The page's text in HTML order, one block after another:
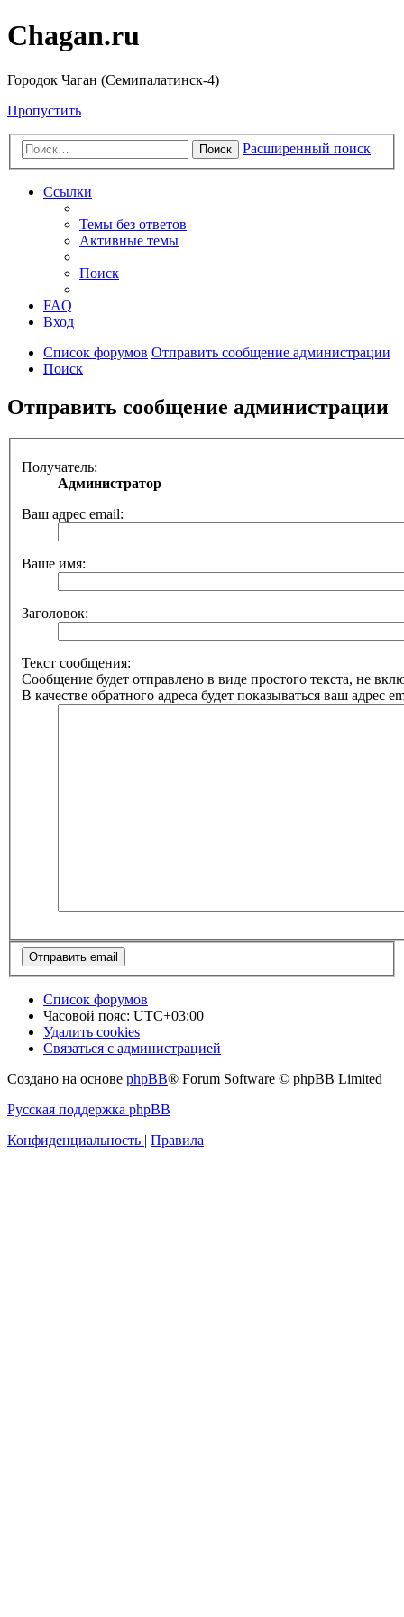
Chagan.ru
Городок Чаган (Семипалатинск-4)
Пропустить
Поиск Расширенный поиск
Ссылки
Темы без ответов
Активные темы
Поиск
FAQ
Вход
Список форумов Отправить сообщение администрации
Поиск
Отправить сообщение администрации
Получатель:
Администратор
Ваш адрес email:
Ваше имя:
Заголовок:
Текст сообщения:
Сообщение будет отправлено в виде простого текста, не
В качестве обратного адреса будет показываться ваш адрес
Список форумов
Часовой пояс: UTC+03:00
Удалить cookies
Связаться с администрацией
Создано на основе phpBB® Forum Software © phpBB Limited
Русская поддержка phpBB
Конфиденциальность
Правила